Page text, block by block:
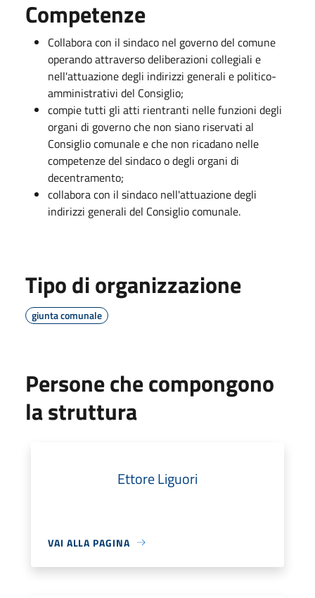
Competenze
Collabora con il sindaco nel governo del comune
operando attraverso deliberazioni collegiali e
nell'attuazione degli indirizzi generali e politico-
amministrativi del Consiglio;
compie tutti gli atti rientranti nelle funzioni degli
organi di governo che non siano riservati al
Consiglio comunale e che non ricadano nelle
competenze del sindaco o degli organi di
decentramento;
collabora con il sindaco nell'attuazione degli
indirizzi generali del Consiglio comunale.
Tipo di organizzazione
giunta comunale
Persone che compongono
la struttura
Ettore Liguori
VAI ALLA PAGINA